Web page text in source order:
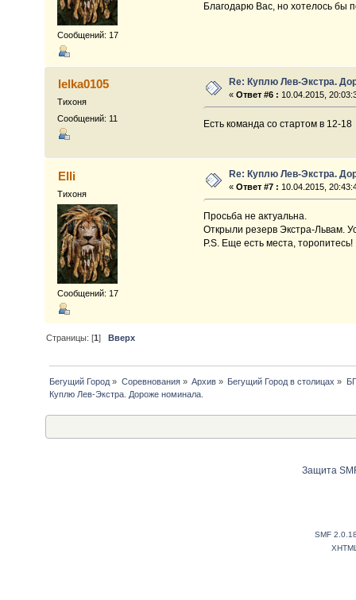
Сообщений: 17
Благодарю Вас, но хотелось бы
lelka0105
Тихоня
Сообщений: 11
Re: Куплю Лев-Экстра.
«Ответ #6 : 10.04.2015,
Есть команда со стартом в 12-18
Elli
Тихоня
Сообщений: 17
Re: Куплю Лев-Экстра.
«Ответ #7 : 10.04.2015,
Просьба не актуальна.
Открыли резерв Экстра-Львам.
P.S. Еще есть места, торопитесь!
Страницы: [1]Вверх
Бегущий Город » Соревнования» Архив » Бегущий Город в столицах »
Куплю Лев-Экстра. Дороже номинала.
Защита
SMF